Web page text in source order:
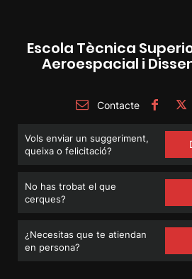
Escola Tècnica
Aeroespacial i
Contacte
Vols enviar un suggeriment,
queixa o felicitació?
No has trobat el que
cerques?
¿Necesitas que te atiendan
en persona?